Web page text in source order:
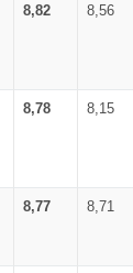
8,82 8,56
8,78 8,15
8,77 8,71